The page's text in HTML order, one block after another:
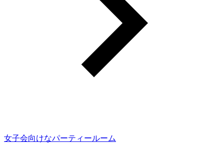
女子会向けなパーティールーム